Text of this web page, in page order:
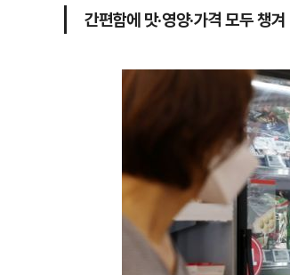
간편함에 맛·영양·가격 모두 챙겨